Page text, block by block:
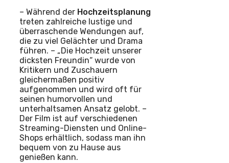
– Während der Hochzeitsplanung
treten zahlreiche lustige und
überraschende Wendungen auf,
die zu viel Gelächter und Drama
führen. – „Die Hochzeit unserer
dicksten Freundin“ wurde von
Kritikern und Zuschauern
gleichermaßen positiv
aufgenommen und wird oft für
seinen humorvollen und
unterhaltsamen Ansatz gelobt. –
Der Film ist auf verschiedenen
Streaming-Diensten und Online-
Shops erhältlich, sodass man ihn
bequem von zu Hause aus
genießen kann.